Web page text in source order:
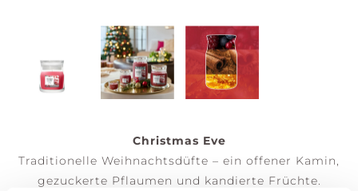
Christmas Eve
Traditionelle Weihnachtsdüfte – ein offener Kamin,
gezuckerte Pflaumen und kandierte Früchte.